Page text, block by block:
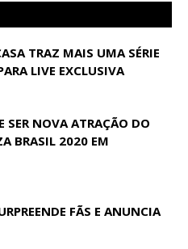
TRAZ MAIS UMA SÉRIE
LIVE EXCLUSIVA
SER NOVA ATRAÇÃO DO
BRASIL 2020 EM
FÃS E ANUNCIA